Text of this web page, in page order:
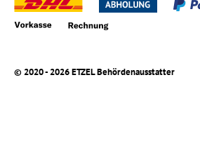
© 2020 - 2026 ETZEL Behördenausstatter